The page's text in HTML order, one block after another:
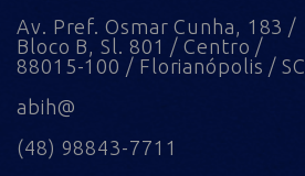
Av. Pref. Osmar Cunha, 183 /
Bloco B, Sl. 801 / Centro /
88015-100 / Florianópolis / SC
abih@
(48) 98843-7711